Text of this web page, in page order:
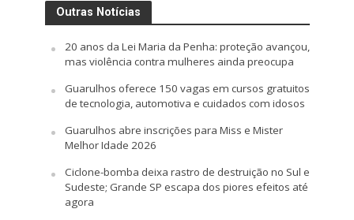
Outras Notícias
20 anos da Lei Maria da Penha: proteção avançou,
mas violência contra mulheres ainda preocupa
Guarulhos oferece 150 vagas em cursos gratuitos
de tecnologia, automotiva e cuidados com idosos
Guarulhos abre inscrições para Miss e Mister
Melhor Idade 2026
Ciclone-bomba deixa rastro de destruição no Sul e
Sudeste; Grande SP escapa dos piores efeitos até
agora